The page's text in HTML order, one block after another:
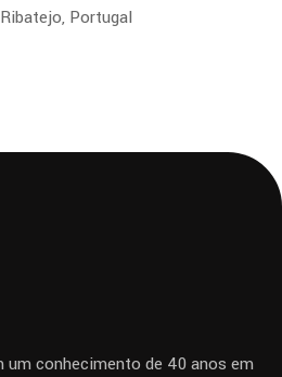
Portugal
um conhecimento de 40 anos em